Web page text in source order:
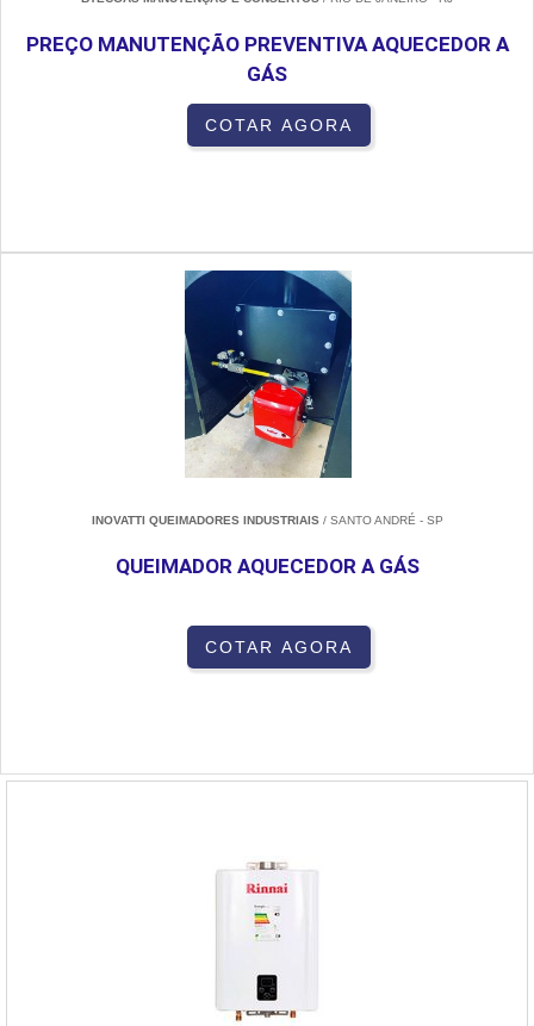
PREÇO MANUTENÇÃO PREVENTIVA AQUECEDOR A
GÁS
COTAR AGORA
INOVATTI QUEIMADORES INDUSTRIAIS/ SANTO ANDRÉ - SP
QUEIMADOR AQUECEDOR A GÁS
COTAR AGORA